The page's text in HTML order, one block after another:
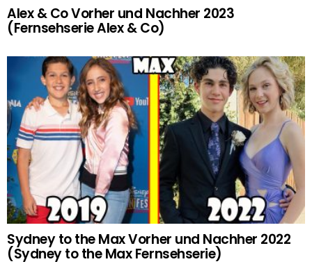
Alex & Co Vorher und Nachher 2023
(Fernsehserie Alex & Co)
Sydney to the Max Vorher und Nachher 2022
(Sydney to the Max Fernsehserie)